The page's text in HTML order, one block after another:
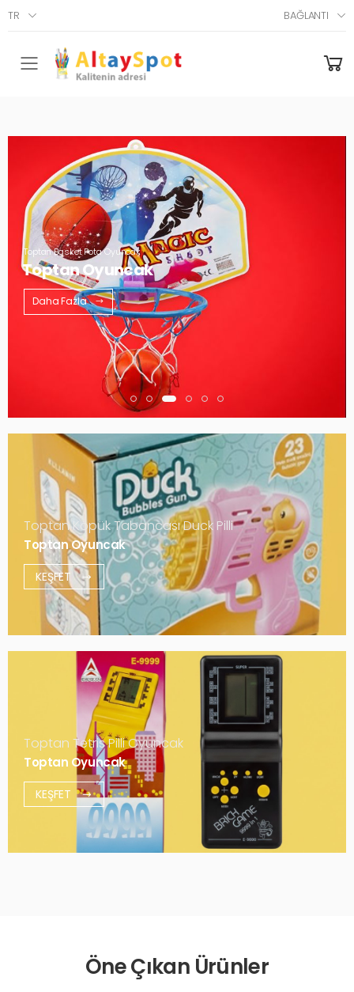
TR BAĞLANTI
Menü
Toptan Basket Pota Oyuncak
Toptan Oyuncak
Daha Fazla
Toptan Köpük Tabancası Duck Pilli
Toptan Oyuncak
KEŞFET
Toptan Tetris Pilli Oyuncak
Toptan Oyuncak
KEŞFET
Öne Çıkan Ürünler